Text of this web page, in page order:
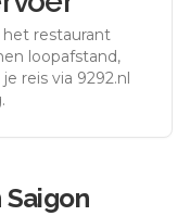
het restaurant
loopafstand,
reis via 9292.nl
Saigon